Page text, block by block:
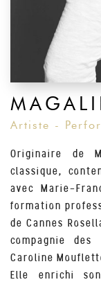
Artiste -
Originaire de
classique,
avec Marie-
formation
de Cannes
compagnie
Caroline
Elle enrichi